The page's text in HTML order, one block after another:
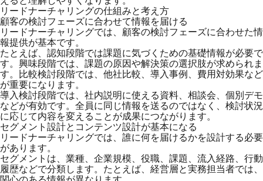
リードナーチャリングの仕組みと考え方
顧客の検討フェーズに合わせて情報を届ける
リードナーチャリングでは、顧客の検討フェーズに合わせた情
報提供が基本です。
たとえば、認知段階では課題に気づくための基礎情報が必要で
す。興味段階では、課題の原因や解決策の選択肢が求められま
す。比較検討段階では、他社比較、導入事例、費用対効果など
が重要になります。
導入検討段階では、社内説明に使える資料、相談会、個別デモ
などが有効です。全員に同じ情報を送るのではなく、検討状況
に応じて内容を変えることが成果につながります。
セグメント設計とコンテンツ設計が基本になる
リードナーチャリングでは、誰に何を届けるかを設計する必要
があります。
セグメントは、業種、企業規模、役職、課題、流入経路、行動
履歴などで分類します。たとえば、経営層と実務担当者では、